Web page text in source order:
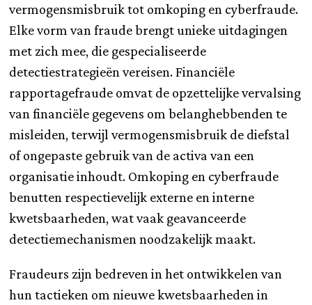
vermogensmisbruik tot omkoping en cyberfraude.
Elke vorm van fraude brengt unieke uitdagingen
met zich mee, die gespecialiseerde
detectiestrategieën vereisen. Financiële
rapportagefraude omvat de opzettelijke vervalsing
van financiële gegevens om belanghebbenden te
misleiden, terwijl vermogensmisbruik de diefstal
of ongepaste gebruik van de activa van een
organisatie inhoudt. Omkoping en cyberfraude
benutten respectievelijk externe en interne
kwetsbaarheden, wat vaak geavanceerde
detectiemechanismen noodzakelijk maakt.
Fraudeurs zijn bedreven in het ontwikkelen van
hun tactieken om nieuwe kwetsbaarheden in